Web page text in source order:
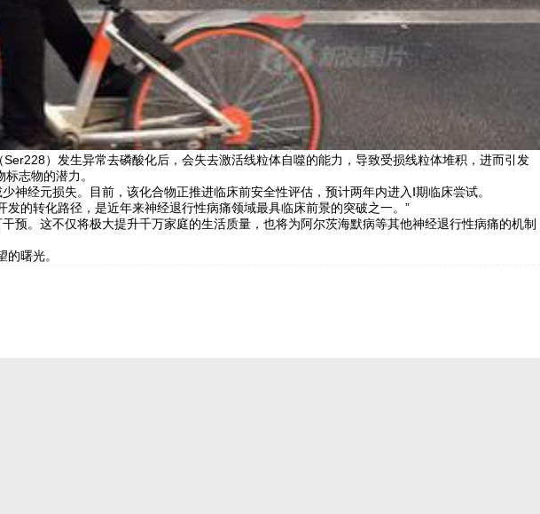
）发生异常去磷酸化后，会失去激活线粒体自噬的能力，导致受损线粒体堆积，进而引发
志物的潜力。
经元损失。目前，该化合物正推进临床前安全性评估，预计两年内进入Ⅰ期临床尝试。
的转化路径，是近年来神经退行性病痛领域最具临床前景的突破之一。”
预。这不仅将极大提升千万家庭的生活质量，也将为阿尔茨海默病等其他神经退行性病痛的机制
曙光。